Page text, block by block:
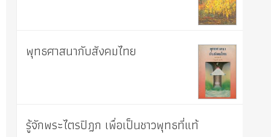
พุทธศาสนากับสังคมไทย
รู้จักพระไตรปิฎก เพื่อเป็นชาวพุทธที่แท้